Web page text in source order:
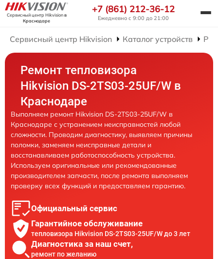
Сервисный центр Hikvisionв
Краснодаре
+7 (861) 212-36-12
Ежедневно с 9:00 до 21:00
Сервисный центр Hikvision Каталог устройств
Ремонт тепловизора
Hikvision DS-2TS03-25UF/W в
Краснодаре
Выполняем ремонт Hikvision DS-2TS03-25UF/W в
Краснодаре с устранением неисправностей любой
сложности. Проводим диагностику, выявляем причины
поломки, заменяем неисправные детали и
восстанавливаем работоспособность устройства.
Используем оригинальные или рекомендованные
производителем запчасти, после ремонта выполняем
проверку всех функций и предоставляем гарантию.
Официальный сервис
Гарантийное обслуживание
тепловизора Hikvision DS-2TS03-25UF/W до 3 лет
Диагностика за наш счет,
ремонт по желанию